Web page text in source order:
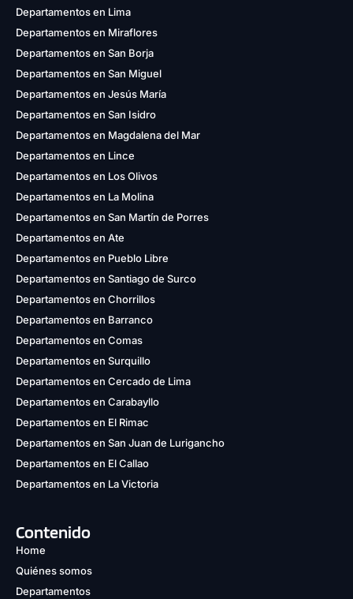
Departamentos en Lima
Departamentos en Miraflores
Departamentos en San Borja
Departamentos en San Miguel
Departamentos en Jesús María
Departamentos en San Isidro
Departamentos en Magdalena del Mar
Departamentos en Lince
Departamentos en Los Olivos
Departamentos en La Molina
Departamentos en San Martín de Porres
Departamentos en Ate
Departamentos en Pueblo Libre
Departamentos en Santiago de Surco
Departamentos en Chorrillos
Departamentos en Barranco
Departamentos en Comas
Departamentos en Surquillo
Departamentos en Cercado de Lima
Departamentos en Carabayllo
Departamentos en El Rimac
Departamentos en San Juan de Lurigancho
Departamentos en El Callao
Departamentos en La Victoria
Contenido
Home
Quiénes somos
Departamentos